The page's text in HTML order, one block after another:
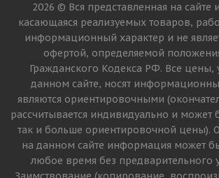
2026 © Вся представленная на
касающаяся реализуемых товаров,
информационный характер и не
офертой, определяемой
Гражданского Кодекса РФ. Все цены,
данном сайте, носят
являются ориентировочными
рассчитывается индивидуально и может
так и больше ориентировочной цены).
на данном сайте информация может
любое время без предварительного